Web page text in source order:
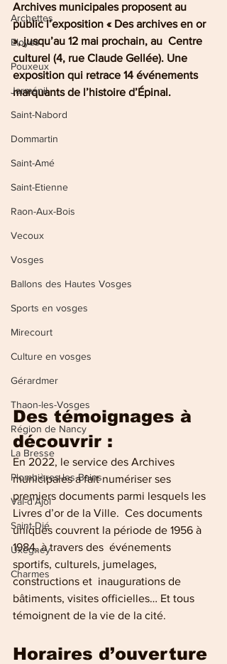
Archettes
Eloyes
Pouxeux
Jarménil
Saint-Nabord
Dommartin
Saint-Amé
Saint-Etienne
Raon-Aux-Bois
Vecoux
Vosges
Ballons des Hautes Vosges
Sports en vosges
Mirecourt
Culture en vosges
Gérardmer
Thaon-les-Vosges
Région de Nancy
La Bresse
Plombières-les-Bains
Val-d'Ajol
Saint-Dié
Uxegney
Charmes
Archives municipales proposent au
public l’exposition « Des archives en or
», jusqu’au 12 mai prochain, au  Centre
culturel (4, rue Claude Gellée). Une
exposition qui retrace 14 événements
marquants de l’histoire d’Épinal.
Des témoignages à
découvrir :
En 2022, le service des Archives
municipales a fait numériser ses
premiers documents parmi lesquels les
Livres d’or de la Ville.  Ces documents
uniques couvrent la période de 1956 à
1984, à travers des  événements
sportifs, culturels, jumelages,
constructions et  inaugurations de
bâtiments, visites officielles… Et tous
témoignent de la vie de la cité.
Horaires d’ouverture